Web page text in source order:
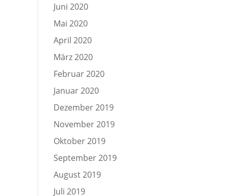
Juni 2020
Mai 2020
April 2020
März 2020
Februar 2020
Januar 2020
Dezember 2019
November 2019
Oktober 2019
September 2019
August 2019
Juli 2019